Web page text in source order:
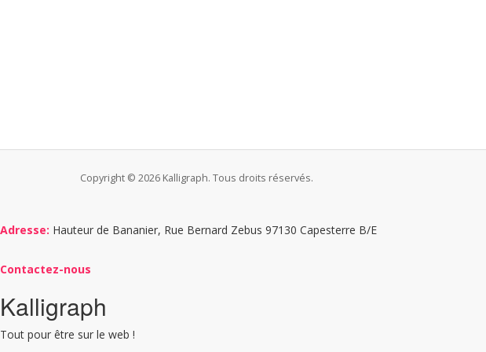
Copyright © 2026 Kalligraph. Tous droits réservés.
Adresse: Hauteur de Bananier, Rue Bernard Zebus 97130 Capesterre B/E
Contactez-nous
Kalligraph
Tout pour être sur le web !